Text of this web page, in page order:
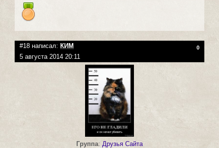
#18 написал: КИМ 0
5 августа 2014 20:11
Группа: Друзья Сайта